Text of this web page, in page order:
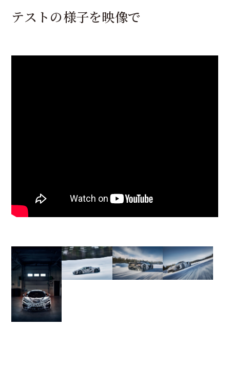
テストの様子を映像で